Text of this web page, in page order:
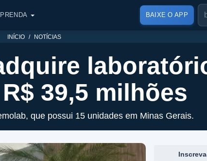
BAIXE O APP
INÍCIO NOTÍCIAS
39,5 milhões
que possui 15 unidades em Minas Gerais.